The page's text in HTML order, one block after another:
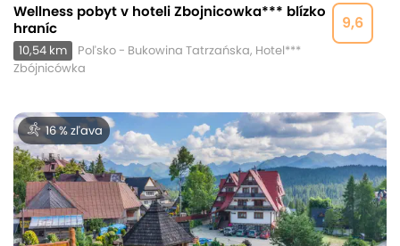
9,6
Wellness pobyt v hoteli Zbojnicowka*** blízko
hraníc
10,54 km
Poľsko - Bukowina Tatrzańska, Hotel***
Zbójnicówka
16 % zľava